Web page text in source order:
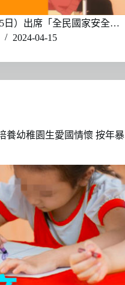
日）出席「全民國家安全…
2024-04-15
養幼稚園生愛國情懷 按年暴